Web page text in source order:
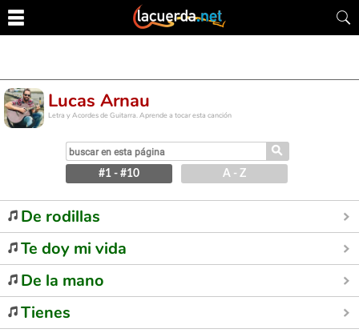
Lucas Arnau
Letra y Acordes de Guitarra. Aprende a tocar esta canción
⚲
#1 - #10 A - Z
De rodillas
Te doy mi vida
De la mano
Tienes